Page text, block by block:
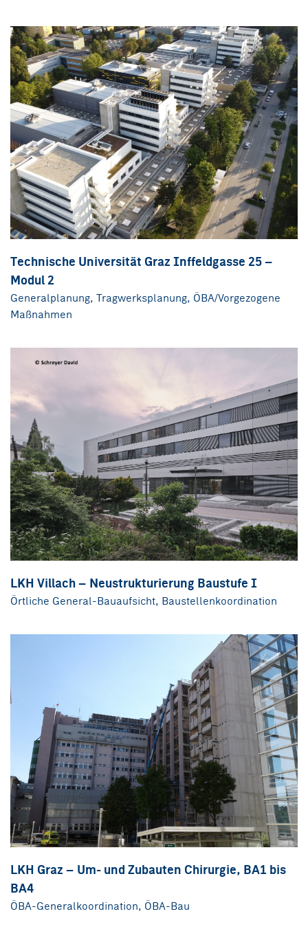
Technische Universität Graz Inffeldgasse 25 –
Modul 2
Generalplanung, Tragwerksplanung, ÖBA/Vorgezogene
Maßnahmen
LKH Villach – Neustrukturierung Baustufe I
Örtliche General-Bauaufsicht, Baustellenkoordination
LKH Graz – Um- und Zubauten Chirurgie, BA1 bis
BA4
ÖBA-Generalkoordination, ÖBA-Bau